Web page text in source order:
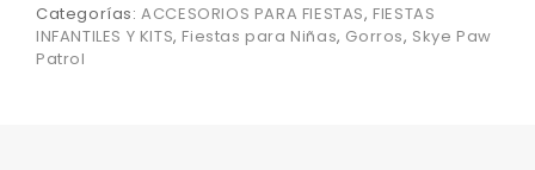
Categorías:ACCESORIOS PARA FIESTAS, FIESTAS
INFANTILES Y KITS, Fiestas para Niñas, Gorros, Skye Paw
Patrol